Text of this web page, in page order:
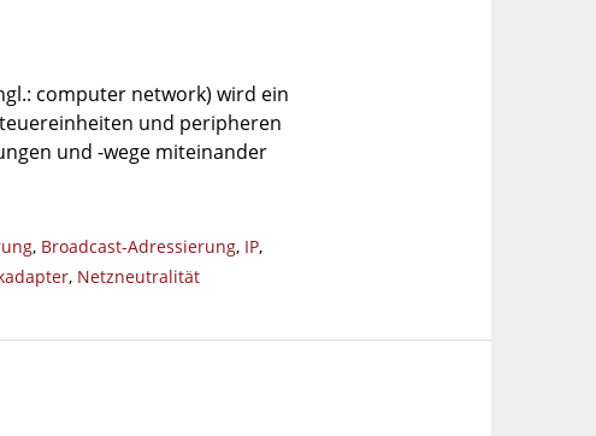
computer network) wird ein
und peripheren
und -wege miteinander
, Broadcast-Adressierung, IP,
, Netzneutralität